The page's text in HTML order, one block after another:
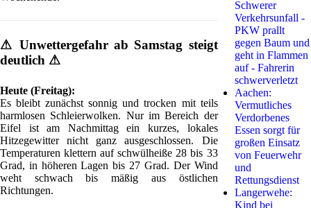
⚠ Unwettergefahr ab Samstag steigt
deutlich ⚠
Heute (Freitag):
Es bleibt zunächst sonnig und trocken mit teils
harmlosen Schleierwolken. Nur im Bereich der
Eifel ist am Nachmittag ein kurzes, lokales
Hitzegewitter nicht ganz ausgeschlossen. Die
Temperaturen klettern auf schwülheiße 28 bis 33
Grad, in höheren Lagen bis 27 Grad. Der Wind
weht schwach bis mäßig aus östlichen
Richtungen.
Schwerer
Verkehrsunfall -
PKW prallt
gegen Baum und
geht in Flammen
auf - Fahrerin
schwerverletzt
Aachen:
Vermutliches
Verdorbenes
Essen sorgt für
großen Einsatz
von Feuerwehr
und
Rettungsdienst
Langerwehe:
Kind bei